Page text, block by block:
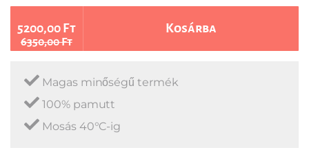
5200,00 Ft
6350,00 Ft
Kosárba
Magas minőségű termék
100% pamutt
Mosás 40°C-ig